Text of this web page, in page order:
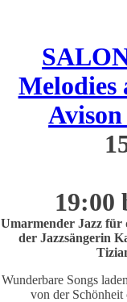
19:00
Umarmender Jazz für
der Jazzsängerin
Wunderbare Songs
von der Schönheit